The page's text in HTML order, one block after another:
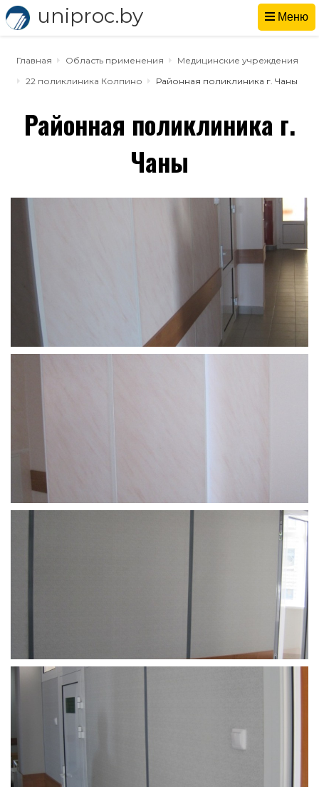
uniproc.by Меню
Главная Область применения
Медицинские учреждения
22 поликлиника Колпино
Районная поликлиника г. Чаны
Районная поликлиника г.
Чаны